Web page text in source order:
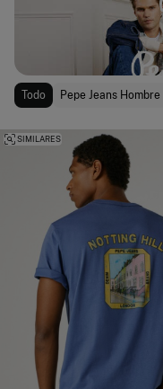
Todo Pepe Jeans Hombre
SIMILARES